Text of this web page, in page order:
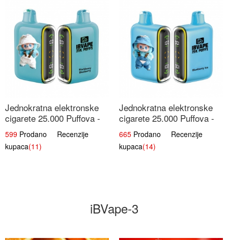
Jednokratna elektronske
cigarete 25.000 Puffova -
Kupina & Borovnica |
Šumska Voćna Mješavina
599 Prodano Recenzije
kupaca(11)
Jednokratna elektronske
cigarete 25.000 Puffova -
Jagodni Sladoled |
Kremasta Slatka Okus
665 Prodano Recenzije
kupaca(14)
iBVape-3